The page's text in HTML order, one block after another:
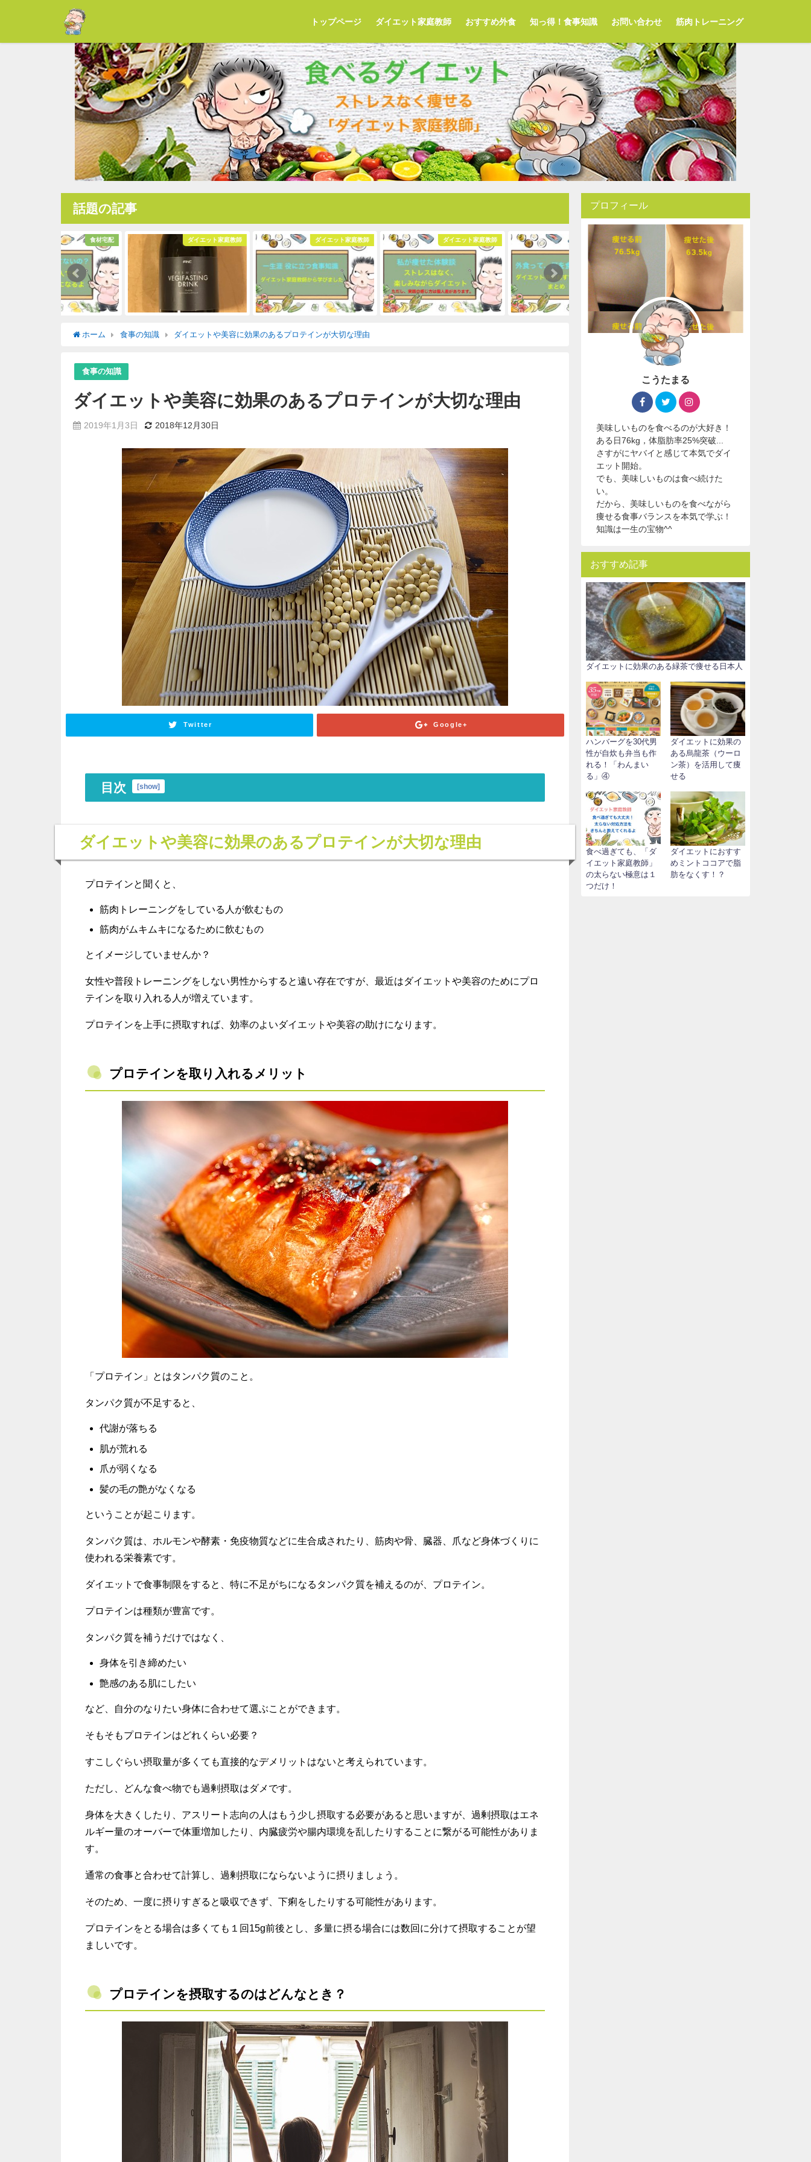
トップページ ダイエット家庭教師 おすすめ外食 知っ得！食事知識 お問い合わせ 筋肉トレーニング
話題の記事
食材宅配 ダイエット家庭教師 ダイエット家庭教師 ダイエット家庭教師 ダイエットグルメ ダイエット家庭教師
ホーム 食事の知識 ダイエットや美容に効果のあるプロテインが大切な理由
食事の知識
ダイエットや美容に効果のあるプロテインが大切な理由
2019年1月3日 2018年12月30日
Twitter Google+
目次 [show]
ダイエットや美容に効果のあるプロテインが大切な理由
プロテインと聞くと、
筋肉トレーニングをしている人が飲むもの
筋肉がムキムキになるために飲むもの
とイメージしていませんか？
女性や普段トレーニングをしない男性からすると遠い存在ですが、最近はダイエットや美容のためにプロ
テインを取り入れる人が増えています。
プロテインを上手に摂取すれば、効率のよいダイエットや美容の助けになります。
プロテインを取り入れるメリット
「プロテイン」とはタンパク質のこと。
タンパク質が不足すると、
代謝が落ちる
肌が荒れる
爪が弱くなる
髪の毛の艶がなくなる
ということが起こります。
タンパク質は、ホルモンや酵素・免疫物質などに生合成されたり、筋肉や骨、臓器、爪など身体づくりに
使われる栄養素です。
ダイエットで食事制限をすると、特に不足がちになるタンパク質を補えるのが、プロテイン。
プロテインは種類が豊富です。
タンパク質を補うだけではなく、
身体を引き締めたい
艶感のある肌にしたい
など、自分のなりたい身体に合わせて選ぶことができます。
そもそもプロテインはどれくらい必要？
すこしぐらい摂取量が多くても直接的なデメリットはないと考えられています。
ただし、どんな食べ物でも過剰摂取はダメです。
身体を大きくしたり、アスリート志向の人はもう少し摂取する必要があると思いますが、過剰摂取はエネ
ルギー量のオーバーで体重増加したり、内臓疲労や腸内環境を乱したりすることに繋がる可能性がありま
す。
通常の食事と合わせて計算し、過剰摂取にならないように摂りましょう。
そのため、一度に摂りすぎると吸収できず、下痢をしたりする可能性があります。
プロテインをとる場合は多くても１回15g前後とし、多量に摂る場合には数回に分けて摂取することが望
ましいです。
プロテインを摂取するのはどんなとき？
プロフィール
こうたまる
美味しいものを食べるのが大好き！
ある日76kg，体脂肪率25%突破...
さすがにヤバイと感じて本気でダイ
エット開始。
でも、美味しいものは食べ続けた
い。
だから、美味しいものを食べながら
痩せる食事バランスを本気で学ぶ！
知識は一生の宝物^^
おすすめ記事
ダイエットに効果のある緑茶で痩せる日本人
ハンバーグを30代男
性が自炊も弁当も作
れる！「わんまい
る」④
ダイエットに効果の
ある烏龍茶（ウーロ
ン茶）を活用して痩
せる
食べ過ぎても、「ダ
イエット家庭教師」
の太らない極意は１
つだけ！
ダイエットにおすす
めミントココアで脂
肪をなくす！？